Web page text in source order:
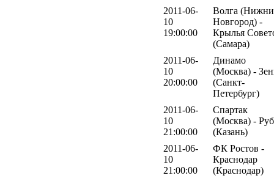
2011-06-
10
19:00:00
Волга
Новгород) -
Крылья
(Самара)
2011-06-
10
20:00:00
Динамо
(Москва) -
(Санкт-
Петербург)
2011-06-
10
21:00:00
Спартак
(Москва) -
(Казань)
2011-06-
10
21:00:00
ФК Ростов -
Краснодар
(Краснодар)